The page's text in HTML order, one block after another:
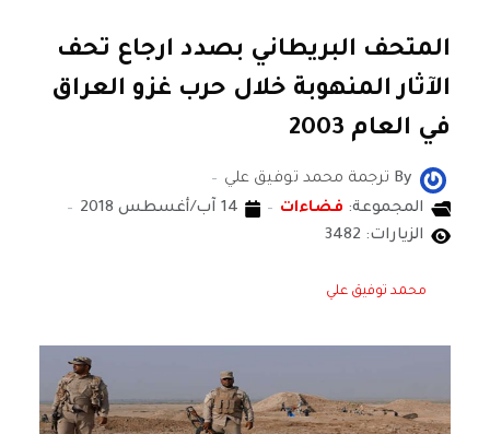
المتحف البريطاني بصدد ارجاع تحف
الآثار المنهوبة خلال حرب غزو العراق
في العام 2003
By ترجمة محمد توفيق علي
المجموعة: فضاءات
14 آب/أغسطس 2018
الزيارات: 3482
محمد توفيق علي